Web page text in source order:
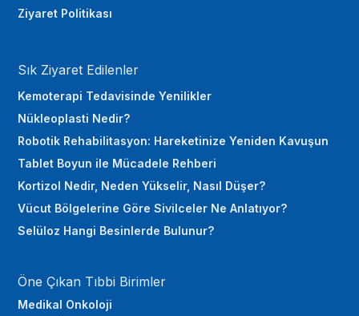
Ziyaret Politikası
Sık Ziyaret Edilenler
Kemoterapi Tedavisinde Yenilikler
Nükleoplasti Nedir?
Robotik Rehabilitasyon: Hareketinize Yeniden Kavuşun
Tablet Boyun ile Mücadele Rehberi
Kortizol Nedir, Neden Yükselir, Nasıl Düşer?
Vücut Bölgelerine Göre Sivilceler Ne Anlatıyor?
Selüloz Hangi Besinlerde Bulunur?
Öne Çıkan Tıbbi Birimler
Medikal Onkoloji